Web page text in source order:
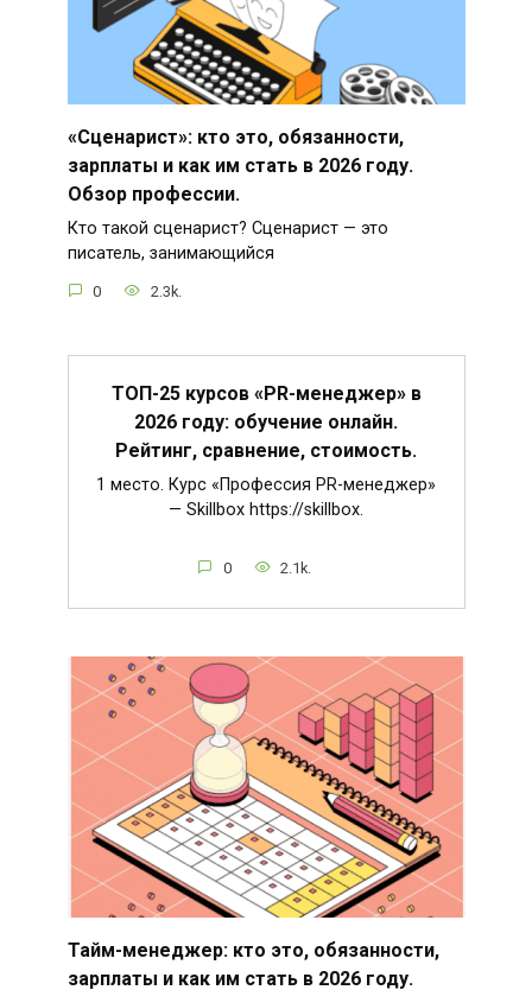
«Сценарист»: кто это, обязанности,
зарплаты и как им стать в 2026 году.
Обзор профессии.
Кто такой сценарист? Сценарист — это
писатель, занимающийся
0 2.3k.
ТОП-25 курсов «PR-менеджер» в
2026 году: обучение онлайн.
Рейтинг, сравнение, стоимость.
1 место. Курс «Профессия PR-менеджер»
— Skillbox https://skillbox.
0 2.1k.
Тайм-менеджер: кто это, обязанности,
зарплаты и как им стать в 2026 году.